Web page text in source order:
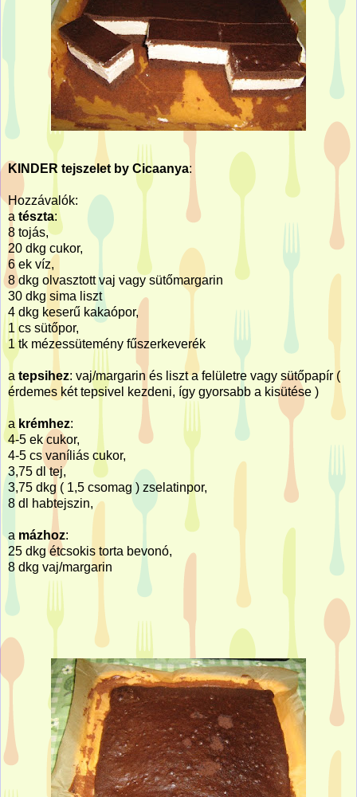
KINDER tejszelet by Cicaanya:
Hozzávalók:
a tészta:
8 tojás,
20 dkg cukor,
6 ek víz,
8 dkg olvasztott vaj vagy sütőmargarin
30 dkg sima liszt
4 dkg keserű kakaópor,
1 cs sütőpor,
1 tk mézessütemény fűszerkeverék
a tepsihez: vaj/margarin és liszt a felületre vagy sütőpapír (
érdemes két tepsivel kezdeni, így gyorsabb a kisütése )
a krémhez:
4-5 ek cukor,
4-5 cs vaníliás cukor,
3,75 dl tej,
3,75 dkg ( 1,5 csomag ) zselatinpor,
8 dl habtejszin,
a mázhoz:
25 dkg étcsokis torta bevonó,
8 dkg vaj/margarin